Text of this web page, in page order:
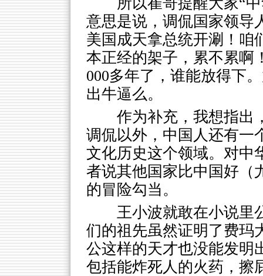
意思是说，调侃国家领导
美国成天拿总统开涮！咱
本正经的架子，累不累啊
000多年了，谁能放得下
出牛逼么。
作为补充，我想指出
调侃以外，中国人还有一
文化历史这个领域。对中
者说其他国家比中国好（
的冒险勾当。
王小波就敢在小说里
们的祖先虽然证明了费玛
公这样的天才也没能发
包括能炸死人的火药，擦